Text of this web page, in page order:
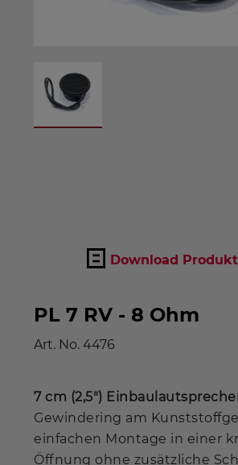
Download
PL 7 RV - 8 Ohm
Art. No. 4476
7 cm (2,5")
Gewindering am
einfachen Montage in einer
Öffnung ohne zusätzliche